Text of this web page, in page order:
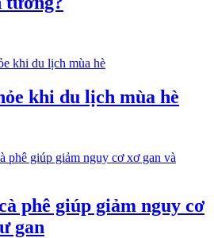
khi du lịch mùa hè
phê giúp giảm nguy cơ
gan